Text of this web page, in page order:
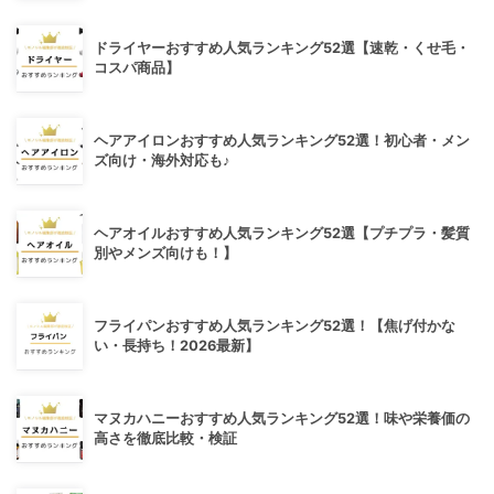
ドライヤーおすすめ人気ランキング52選【速乾・くせ毛・
コスパ商品】
ヘアアイロンおすすめ人気ランキング52選！初心者・メン
ズ向け・海外対応も♪
ヘアオイルおすすめ人気ランキング52選【プチプラ・髪質
別やメンズ向けも！】
フライパンおすすめ人気ランキング52選！【焦げ付かな
い・長持ち！2026最新】
マヌカハニーおすすめ人気ランキング52選！味や栄養価の
高さを徹底比較・検証